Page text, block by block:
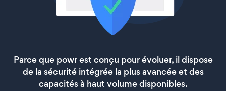
Parce que powr est conçu pour évoluer, il dispose
de la sécurité intégrée la plus avancée et des
capacités à haut volume disponibles.